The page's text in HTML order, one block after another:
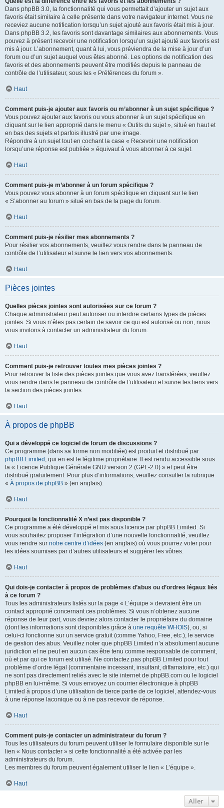
Dans phpBB 3.0, la fonctionnalité qui vous permettait d’ajouter un sujet aux
favoris était similaire à celle présente dans votre navigateur internet. Vous ne
receviez aucune notification lorsqu’un sujet ajouté aux favoris était mis à jour.
Dans phpBB 3.2, les favoris sont davantage similaires aux abonnements. Vous
pouvez à présent recevoir une notification lorsqu’un sujet ajouté aux favoris est
mis à jour. L’abonnement, quant à lui, vous préviendra de la mise à jour d’un
forum ou d’un sujet auquel vous êtes abonné. Les options de notification des
favoris et des abonnements peuvent être modifiés depuis le panneau de
contrôle de l’utilisateur, sous les « Préférences du forum ».
Haut
Comment puis-je ajouter aux favoris ou m’abonner à un sujet spécifique ?
Vous pouvez ajouter aux favoris ou vous abonner à un sujet spécifique en
cliquant sur le lien approprié dans le menu « Outils du sujet », situé en haut et
en bas des sujets et parfois illustré par une image.
Répondre à un sujet tout en cochant la case « Recevoir une notification
lorsqu’une réponse est publiée » équivaut à vous abonner à ce sujet.
Haut
Comment puis-je m’abonner à un forum spécifique ?
Vous pouvez vous abonner à un forum spécifique en cliquant sur le lien
« S’abonner au forum » situé en bas de la page du forum.
Haut
Comment puis-je résilier mes abonnements ?
Pour résilier vos abonnements, veuillez vous rendre dans le panneau de
contrôle de l’utilisateur et suivre le lien vers vos abonnements.
Haut
Pièces jointes
Quelles pièces jointes sont autorisées sur ce forum ?
Chaque administrateur peut autoriser ou interdire certains types de pièces
jointes. Si vous n’êtes pas certain de savoir ce qui est autorisé ou non, nous
vous invitons à contacter un administrateur du forum.
Haut
Comment puis-je retrouver toutes mes pièces jointes ?
Pour retrouver la liste des pièces jointes que vous avez transférées, veuillez
vous rendre dans le panneau de contrôle de l’utilisateur et suivre les liens vers
la section des pièces jointes.
Haut
À propos de phpBB
Qui a développé ce logiciel de forum de discussions ?
Ce programme (dans sa forme non modifiée) est produit et distribué par
phpBB Limited , qui en est le légitime propriétaire. Il est rendu accessible sous
la « Licence Publique Générale GNU version 2 (GPL-2.0) » et peut être
distribué gratuitement. Pour plus d’informations, veuillez consulter la rubrique
« À propos de phpBB » (en anglais).
Haut
Pourquoi la fonctionnalité X n’est pas disponible ?
Ce programme a été développé et mis sous licence par phpBB Limited. Si
vous souhaitez proposer l’intégration d’une nouvelle fonctionnalité, veuillez
vous rendre sur notre centre d’idées (en anglais) où vous pourrez voter pour
les idées soumises par d’autres utilisateurs et suggérer les vôtres.
Haut
Qui dois-je contacter à propos de problèmes d’abus ou d’ordres légaux liés
à ce forum ?
Tous les administrateurs listés sur la page « L’équipe » devraient être un
contact approprié concernant ces problèmes. Si vous n’obtenez aucune
réponse de leur part, vous devriez alors contacter le propriétaire du domaine
(dont les informations sont disponibles grâce à une requête WHOIS), ou, si
celui-ci fonctionne sur un service gratuit (comme Yahoo, Free, etc.), le service
de gestion des abus. Veuillez noter que phpBB Limited n’a absolument aucune
juridiction et ne peut en aucun cas être tenu comme responsable de comment,
où et par qui ce forum est utilisé. Ne contactez pas phpBB Limited pour tout
problème d’ordre légal (commentaire incessant, insultant, diffamatoire, etc.) qui
ne sont pas directement reliés avec le site internet de phpBB.com ou le logiciel
phpBB en lui-même. Si vous envoyez un courrier électronique à phpBB
Limited à propos d’une utilisation de tierce partie de ce logiciel, attendez-vous
à une réponse laconique ou à ne pas recevoir de réponse.
Haut
Comment puis-je contacter un administrateur du forum ?
Tous les utilisateurs du forum peuvent utiliser le formulaire disponible sur le
lien « Nous contacter » si cette fonctionnalité a été activée par les
administrateurs du forum.
Les membres du forum peuvent également utiliser le lien « L’équipe ».
Haut
Aller